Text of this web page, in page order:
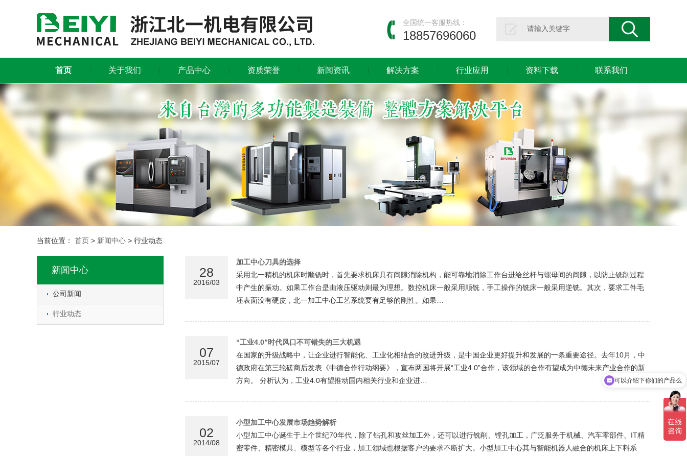
全国统一客服热线：
18857696060
首页 关于我们 产品中心 资质荣誉 新闻资讯 解决方案 行业应用 资料下载 联系我们
当前位置： 首页 > 新闻中心 > 行业动态
28
2016/03
加工中心刀具的选择
采用北一精机的机床时顺铣时，首先要求机床具有间隙消除机构，能可靠地消除工作台进给丝杆与螺母间的间隙，以防止铣削过程
中产生的振动。如果工作台是由液压驱动则最为理想。数控机床一般采用顺铣，手工操作的铣床一般采用逆铣。其次，要求工件毛
坯表面没有硬皮，北一加工中心工艺系统要有足够的刚性。如果…
07
2015/07
“工业4.0”时代风口不可错失的三大机遇
在国家的升级战略中，让企业进行智能化、工业化相结合的改进升级，是中国企业更好提升和发展的一条重要途径。去年10月，中
德政府在第三轮磋商后发表《中德合作行动纲要》，宣布两国将开展“工业4.0”合作，该领域的合作有望成为中德未来产业合作的新
方向。 分析认为，工业4.0有望推动国内相关行业和企业进…
02
2014/08
小型加工中心发展市场趋势解析
小型加工中心诞生于上个世纪70年代，除了钻孔和攻丝加工外，还可以进行铣削、镗孔加工，广泛服务于机械、汽车零部件、IT精
密零件、精密模具、模型等各个行业，加工领域也根据客户的要求不断扩大。小型加工中心其与智能机器人融合的机床上下料系
新闻中心
公司新闻
行业动态
可以介绍下你们的产品么